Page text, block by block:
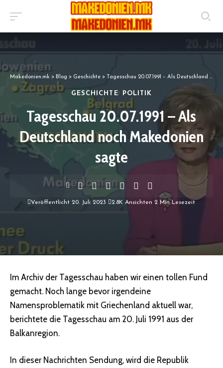
Makedonien.mk > Blog > Geschichte > Tagesschau 20.07.1991 – Als Deutschland noch Makedonien sagte
GESCHICHTE POLITIK
Tagesschau 20.07.1991 – Als
Deutschland noch Makedonien
sagte
Veröffentlicht 20. Juli 2023 2.8K Ansichten 2 Min Lesezeit
Im Archiv der Tagesschau haben wir einen tollen Fund
gemacht. Noch lange bevor irgendeine
Namensproblematik mit Griechenland aktuell war,
berichtete die Tagesschau am 20. Juli 1991 aus der
Balkanregion.
In dieser Nachrichten Sendung, wird die Republik